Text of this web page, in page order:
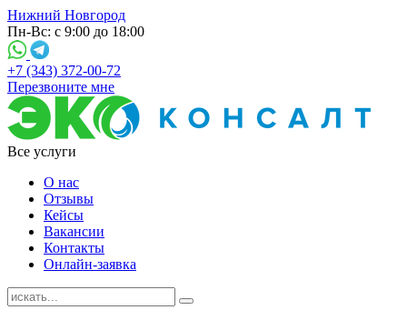
Нижний Новгород
Пн-Вс: с 9:00 до 18:00
+7 (343) 372-00-72
Перезвоните мне
Все услуги
О нас
Отзывы
Кейсы
Вакансии
Контакты
Онлайн-заявка